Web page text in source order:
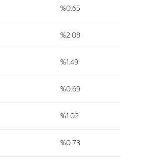
%0.65
%2.08
%1.49
%0.69
%1.02
%0.73